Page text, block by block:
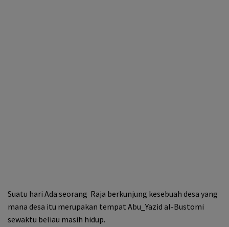
Suatu hari Ada seorang Raja berkunjung kesebuah desa yang
mana desa itu merupakan tempat Abu_Yazid al-Bustomi
sewaktu beliau masih hidup.